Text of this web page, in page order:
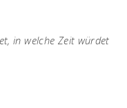
in welche Zeit würdet